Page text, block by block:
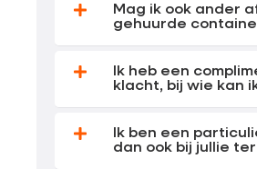
Mag ik ook ander
gehuurde
Ik heb een
klacht, bij wie kan
Ik ben een
dan ook bij jullie